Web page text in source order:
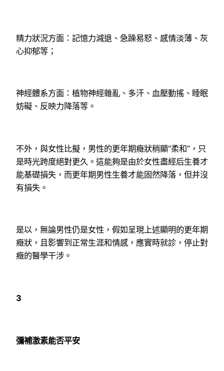
精力狀況方面：記憶力減退、急躁易怒、感情淡薄、灰
心抑郁等；
神經體系方面：植物神經雜亂、多汗、血壓動搖、睡眠
妨礙、反映力降落等。
不外，與女性比擬，男性的更年期癥狀稍顯“柔和”，只
是時光跨度絕對更久。這能夠是由於女性盡經后生養才
能基礎損失，而更年期男性生養才能固然降落，但并沒
有損失。
是以，無論男性仍是女性，假如呈現上述顯明的更年期
癥狀，且影響到正常生涯和情感，應實時就診，停止對
癥的醫學干涉。
3
彌補激素能否平安